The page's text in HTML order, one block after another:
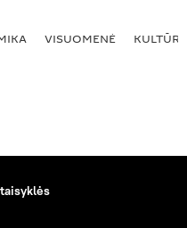
VISUOMENĖ KULTŪRA